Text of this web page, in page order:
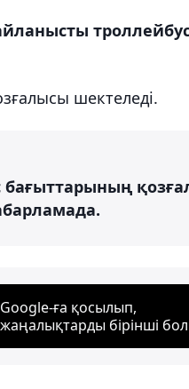
шектеледі.
бағыттарының
Google-ға қосылып,
жаңалықтарды бірінші